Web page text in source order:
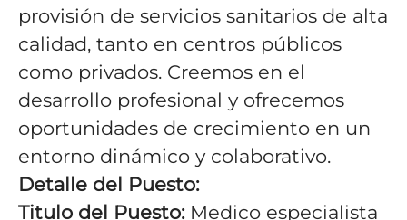
provisión de servicios sanitarios de alta
calidad, tanto en centros públicos
como privados. Creemos en el
desarrollo profesional y ofrecemos
oportunidades de crecimiento en un
entorno dinámico y colaborativo.
Detalle del Puesto:
Titulo del Puesto:Medico especialista